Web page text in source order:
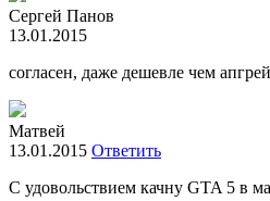
Сергей Панов
13.01.2015
согласен, даже дешевле чем
Матвей
13.01.2015 Ответить
С удовольствием качну GTA 5 в